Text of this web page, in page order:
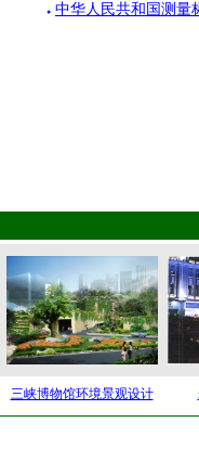
● 中华人民共和国测量
三峡博物馆环境景观设计